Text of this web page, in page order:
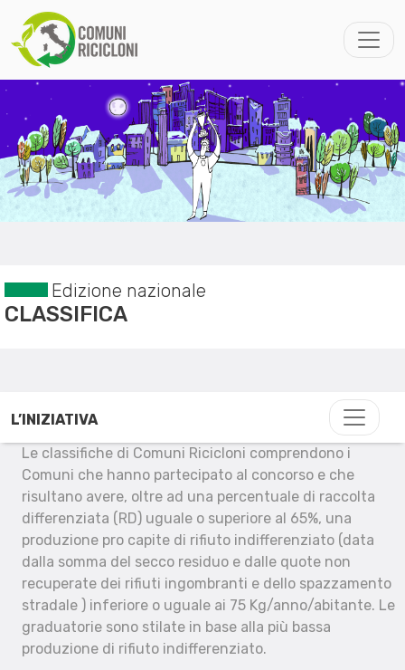
Edizione nazionale
CLASSIFICA
L’INIZIATIVA
Le classifiche di Comuni Ricicloni comprendono i
Comuni che hanno partecipato al concorso e che
risultano avere, oltre ad una percentuale di raccolta
differenziata (RD) uguale o superiore al 65%, una
produzione pro capite di rifiuto indifferenziato (data
dalla somma del secco residuo e dalle quote non
recuperate dei rifiuti ingombranti e dello spazzamento
stradale ) inferiore o uguale ai 75 Kg/anno/abitante. Le
graduatorie sono stilate in base alla più bassa
produzione di rifiuto indifferenziato.